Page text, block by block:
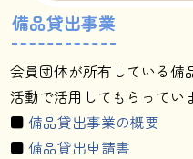
備品貸出事業
会員団体が所有している備
活動で活用してもらってい
■ 備品貸出事業の概要
■ 備品貸出申請書